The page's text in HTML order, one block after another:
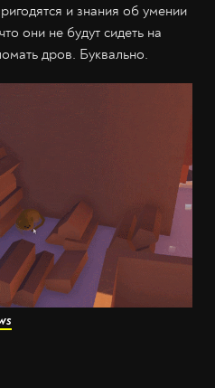
и знания об умении
они не будут сидеть на
дров. Буквально.